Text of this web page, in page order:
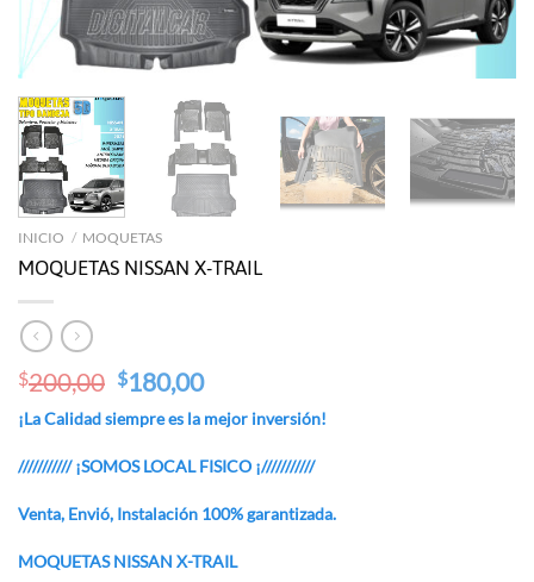
INICIO / MOQUETAS
MOQUETAS NISSAN X-TRAIL
$200,00 Original
was:
$180,00Current
is:
¡La Calidad siempre es la mejor inversión!
/////////// ¡SOMOS LOCAL FISICO ¡///////////
Venta, Envió, Instalación 100% garantizada.
MOQUETAS NISSAN X-TRAIL